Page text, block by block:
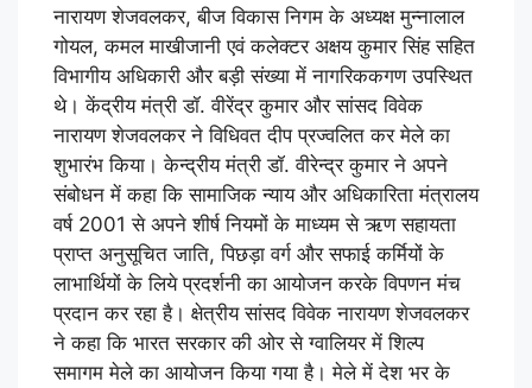
नारायण शेजवलकर, बीज विकास निगम के अध्यक्ष मुन्नालाल
गोयल, कमल माखीजानी एवं कलेक्टर अक्षय कुमार सिंह सहित
विभागीय अधिकारी और बड़ी संख्या में नागरिककगण उपस्थित
थे। केंद्रीय मंत्री डॉ. वीरेंद्र कुमार और सांसद विवेक
नारायण शेजवलकर ने विधिवत दीप प्रज्वलित कर मेले का
शुभारंभ किया। केन्द्रीय मंत्री डॉ. वीरेन्द्र कुमार ने अपने
संबोधन में कहा कि सामाजिक न्याय और अधिकारिता मंत्रालय
वर्ष 2001 से अपने शीर्ष नियमों के माध्यम से ऋण सहायता
प्राप्त अनुसूचित जाति, पिछड़ा वर्ग और सफाई कर्मियों के
लाभार्थियों के लिये प्रदर्शनी का आयोजन करके विपणन मंच
प्रदान कर रहा है। क्षेत्रीय सांसद विवेक नारायण शेजवलकर
ने कहा कि भारत सरकार की ओर से ग्वालियर में शिल्प
समागम मेले का आयोजन किया गया है। मेले में देश भर के